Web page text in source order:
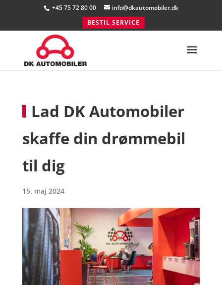
+45 75 72 80 00
info@dkautomobiler.dk
BESTIL SERVICE
Lad DK Automobiler
skaffe din drømmebil
til dig
15. maj 2024